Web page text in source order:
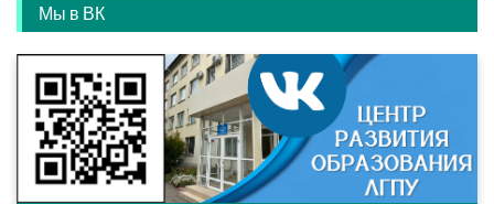
Мы в ВК